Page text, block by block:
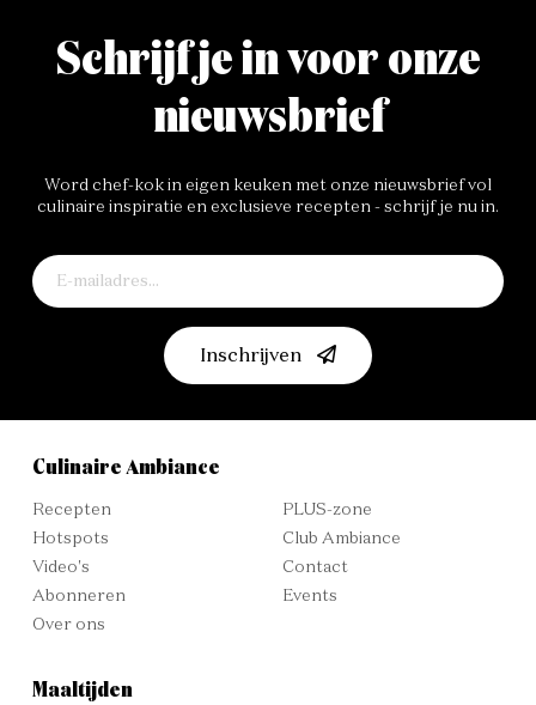
Schrijf je in voor onze
nieuwsbrief
Word chef-kok in eigen keuken met onze nieuwsbrief vol
culinaire inspiratie en exclusieve recepten - schrijf je nu in.
Inschrijven
Culinaire Ambiance
Recepten
Hotspots
Video's
Abonneren
Over ons
PLUS-zone
Club Ambiance
Contact
Events
Maaltijden